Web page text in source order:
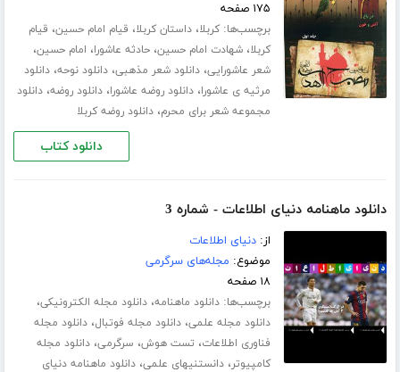
۱۷۵ صفحه
برچسب‌ها:کربلا،داستان کربلا، قیام امام حسین، قیام
کربلا،شهادت امام حسین،حادثه عاشورا، امام حسین،
شعر عاشورایی،دانلود شعر مذهبی،دانلود نوحه،دانلود
مرثیه ی عاشورا،دانلود روضه عاشورا،دانلود روضه،دانلود
مجموعه شعر برای محرم،دانلود روضه کربلا
دانلود کتاب
دانلود ماهنامه دنیای اطلاعات - شماره 3
از:دنیای اطلاعات
موضوع: مجله‌های سرگرمی
۱۸ صفحه
برچسب‌ها:دانلود ماهنامه،دانلود مجله الکترونیکی،
دانلود مجله علمی،دانلود مجله فوتبال،دانلود مجله
فناوری اطلاعات، تست هوش، سرگرمی،دانلود مجله
کامپیوتر،دانستنیهای علمی،دانلود ماهنامه دنیای